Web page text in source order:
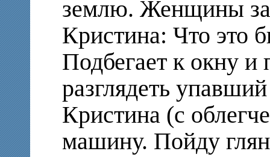
землю. Женщины
Кристина: Что это
Подбегает к окну и
разглядеть
Кристина (с
машину. Пойду